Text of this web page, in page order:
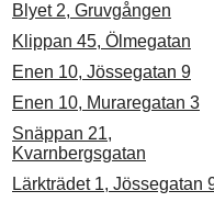
Blyet 2, Gruvgången
Klippan 45, Ölmegatan
Enen 10, Jössegatan 9
Enen 10, Muraregatan 3
Snäppan 21,
Kvarnbergsgatan
Lärkträdet 1, Jössegatan